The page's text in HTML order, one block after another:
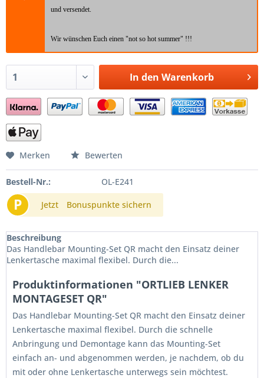
und versendet.
Wir wünschen Euch einen "not so hot summer" !!!
In den Warenkorb
Merken Bewerten
Bestell-Nr.: OL-E241
P Jetzt Bonuspunkte sichern
Beschreibung
Das Handlebar Mounting-Set QR macht den Einsatz deiner
Lenkertasche maximal flexibel. Durch die...
Produktinformationen "ORTLIEB LENKER
MONTAGESET QR"
Das Handlebar Mounting-Set QR macht den Einsatz deiner
Lenkertasche maximal flexibel. Durch die schnelle
Anbringung und Demontage kann das Mounting-Set
einfach an- und abgenommen werden, je nachdem, ob du
mit oder ohne Lenkertasche unterwegs sein möchtest.